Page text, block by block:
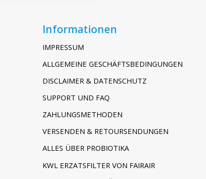
Informationen
IMPRESSUM
ALLGEMEINE GESCHÄFTSBEDINGUNGEN
DISCLAIMER & DATENSCHUTZ
SUPPORT UND FAQ
ZAHLUNGSMETHODEN
VERSENDEN & RETOURSENDUNGEN
ALLES ÜBER PROBIOTIKA
KWL ERZATSFILTER VON FAIRAIR